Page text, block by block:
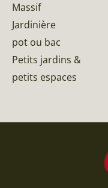
Massif
Jardinière
pot ou bac
Petits jardins &
petits espaces